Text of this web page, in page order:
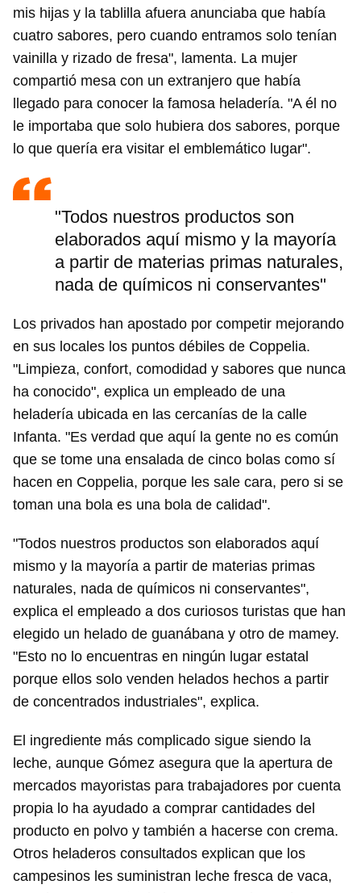
Guardar como favorito
iniciar sesión con tu cuenta de 14ymedio.
INICIAR SESIÓN
mis hijas y la tablilla afuera anunciaba que había
cuatro sabores, pero cuando entramos solo tenían
vainilla y rizado de fresa", lamenta. La mujer
compartió mesa con un extranjero que había
llegado para conocer la famosa heladería. "A él no
le importaba que solo hubiera dos sabores, porque
lo que quería era visitar el emblemático lugar".
"Todos nuestros productos son
elaborados aquí mismo y la mayoría
a partir de materias primas naturales,
nada de químicos ni conservantes"
Los privados han apostado por competir mejorando
en sus locales los puntos débiles de Coppelia.
"Limpieza, confort, comodidad y sabores que nunca
ha conocido", explica un empleado de una
heladería ubicada en las cercanías de la calle
Infanta. "Es verdad que aquí la gente no es común
que se tome una ensalada de cinco bolas como sí
hacen en Coppelia, porque les sale cara, pero si se
toman una bola es una bola de calidad".
"Todos nuestros productos son elaborados aquí
mismo y la mayoría a partir de materias primas
naturales, nada de químicos ni conservantes",
explica el empleado a dos curiosos turistas que han
elegido un helado de guanábana y otro de mamey.
"Esto no lo encuentras en ningún lugar estatal
porque ellos solo venden helados hechos a partir
de concentrados industriales", explica.
El ingrediente más complicado sigue siendo la
leche, aunque Gómez asegura que la apertura de
mercados mayoristas para trabajadores por cuenta
propia lo ha ayudado a comprar cantidades del
producto en polvo y también a hacerse con crema.
Otros heladeros consultados explican que los
campesinos les suministran leche fresca de vaca,